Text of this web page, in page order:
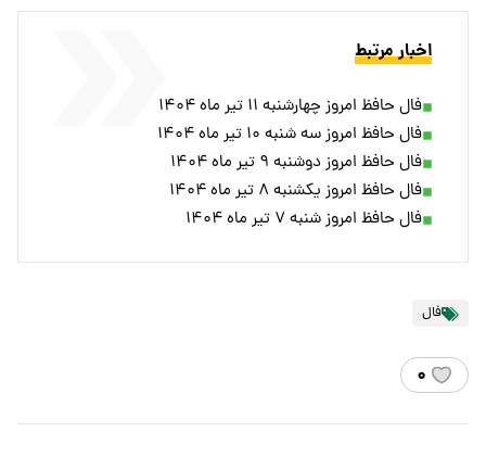
اخبار مرتبط
فال حافظ امروز چهارشنبه ۱۱ تیر ماه ۱۴۰۴
فال حافظ امروز سه شنبه ۱۰ تیر ماه ۱۴۰۴
فال حافظ امروز دوشنبه ۹ تیر ماه ۱۴۰۴
فال حافظ امروز یکشنبه ۸ تیر ماه ۱۴۰۴
فال حافظ امروز شنبه ۷ تیر ماه ۱۴۰۴
فال
۰